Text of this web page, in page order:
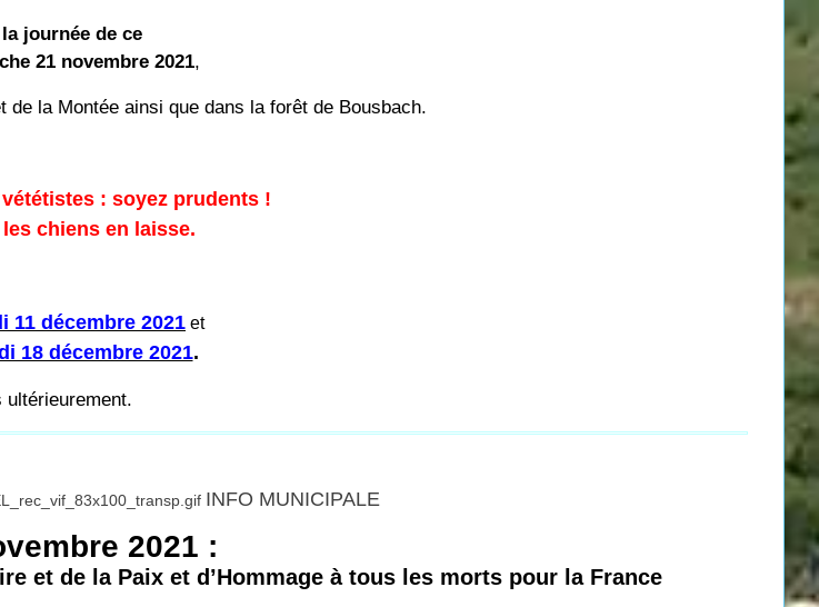
la journée de ce
21 novembre 2021,
la Montée ainsi que dans la forêt de Bousbach.
: soyez prudents !
chiens en laisse.
11 décembre 2021 et
18 décembre 2021.
INFO MUNICIPALE
2021 :
et de la Paix et d’Hommage à tous les morts pour la France